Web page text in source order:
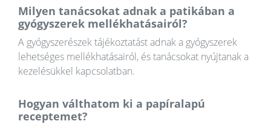
Milyen tanácsokat adnak a patikában a
gyógyszerek mellékhatásairól?
A gyógyszerészek tájékoztatást adnak a gyógyszerek
lehetséges mellékhatásairól, és tanácsokat nyújtanak a
kezelésükkel kapcsolatban.
Hogyan válthatom ki a papíralapú
receptemet?